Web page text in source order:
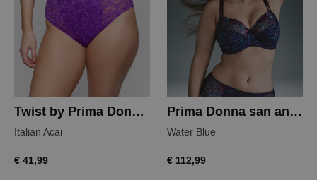
Twist by Prima Donna mocuto tailleslip
Italian Acai
€ 41,99
Prima Donna san angel beugel bh
Water Blue
€ 112,99